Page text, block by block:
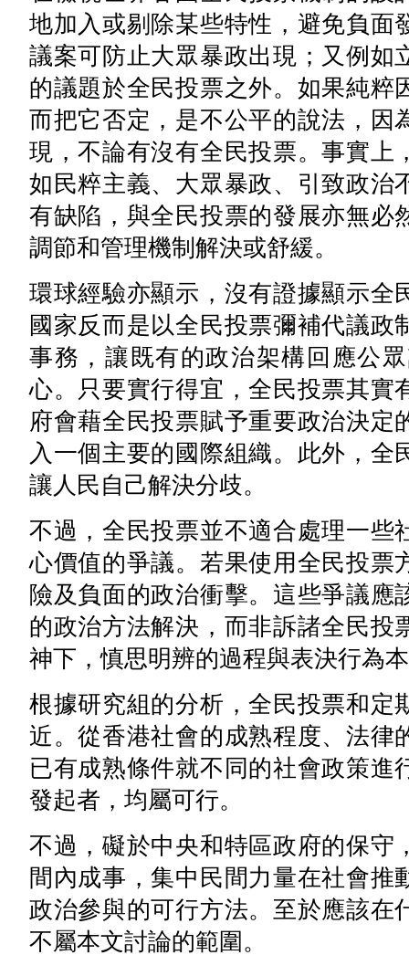
地加入或剔除某些特性，避免負面
議案可防止大眾暴政出現；又例如
的議題於全民投票之外。如果純粹
而把它否定，是不公平的說法，因
現，不論有沒有全民投票。事實上
如民粹主義、大眾暴政、引致政治
有缺陷，與全民投票的發展亦無必
調節和管理機制解決或舒緩。
環球經驗亦顯示，沒有證據顯示全
國家反而是以全民投票彌補代議
事務，讓既有的政治架構回應公
心。只要實行得宜，全民投票其實
府會藉全民投票賦予重要政治決
入一個主要的國際組織。此外，
讓人民自己解決分歧。
不過，全民投票並不適合處理一些
心價值的爭議。若果使用全民投票
險及負面的政治衝擊。這些爭議
的政治方法解決，而非訴諸全民投
神下，慎思明辨的過程與表決行為
根據研究組的分析，全民投票和定
近。從香港社會的成熟程度、法律
已有成熟條件就不同的社會政策進
發起者，均屬可行。
不過，礙於中央和特區政府的保守
間內成事，集中民間力量在社會
政治參與的可行方法。至於應該在
不屬本文討論的範圍。